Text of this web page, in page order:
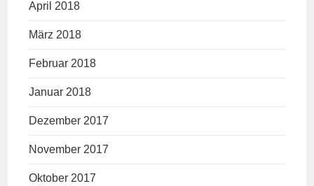
April 2018
März 2018
Februar 2018
Januar 2018
Dezember 2017
November 2017
Oktober 2017